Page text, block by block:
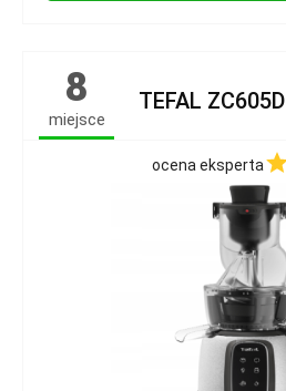
8
miejsce
TEFAL ZC605D
ocena eksperta